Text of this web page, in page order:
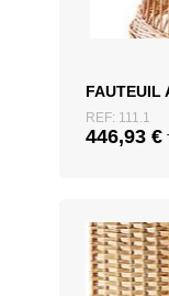
FAUTEUIL
REF: 111.1
446,93 €